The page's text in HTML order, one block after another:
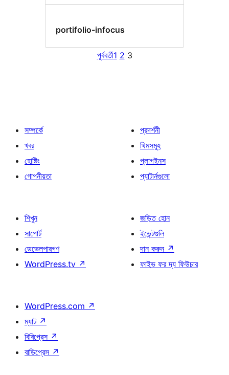
portifolio-infocus
পূর্ববর্তী1 2 3
সম্পর্কে
খবর
হোষ্টিং
গোপনীয়তা
প্রদর্শনী
থিমসমূহ
প্লাগইনস
প্যাটার্নগুলো
শিখুন
সাপোর্ট
ডেভেলপারগণ
WordPress.tv ↗
জড়িত হোন
ইভেন্টগুলি
দান করুন ↗
ফাইভ ফর দ্য ফিউচার
WordPress.com ↗
ম্যাট ↗
বিবিপ্রেস ↗
বাডিপ্রেস ↗